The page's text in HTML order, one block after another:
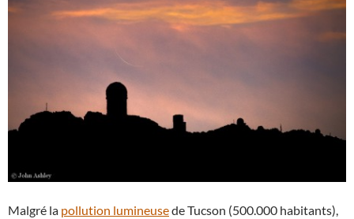
Malgré la pollution lumineusede Tucson (500.000 habitants),